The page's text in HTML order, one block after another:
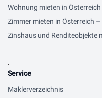
Wohnung mieten in
Zimmer mieten in Österreich
Zinshaus und Renditeobjekte
.
Service
Maklerverzeichnis